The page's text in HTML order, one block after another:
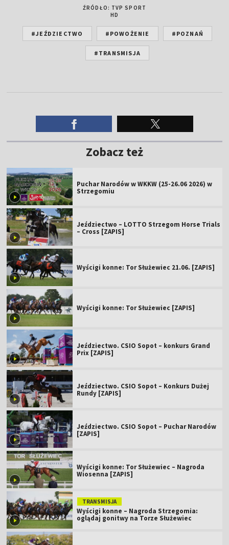
ŹRÓDŁO: TVP SPORT
HD
#JEŹDZIECTWO #POWOŻENIE #POZNAŃ
#TRANSMISJA
Zobacz też
Puchar Narodów w WKKW (25-26.06 2026) w
Strzegomiu
Jeździectwo – LOTTO Strzegom Horse Trials
– Cross [ZAPIS]
Wyścigi konne: Tor Służewiec 21.06. [ZAPIS]
Wyścigi konne: Tor Służewiec [ZAPIS]
Jeździectwo. CSIO Sopot – konkurs Grand
Prix [ZAPIS]
Jeździectwo. CSIO Sopot – Konkurs Dużej
Rundy [ZAPIS]
Jeździectwo. CSIO Sopot – Puchar Narodów
[ZAPIS]
Wyścigi konne: Tor Służewiec – Nagroda
Wiosenna [ZAPIS]
TRANSMISJA
Wyścigi konne – Nagroda Strzegomia:
oglądaj gonitwy na Torze Służewiec